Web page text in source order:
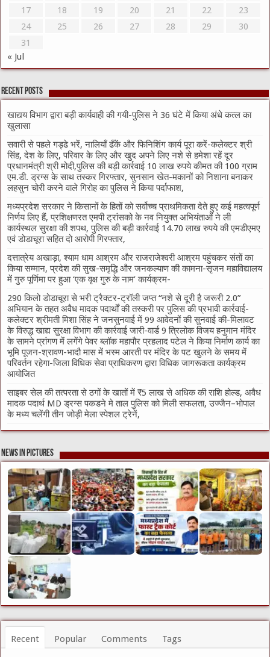
17 18 19 20 21 22
23
24
25 26 27 28 29
30
31
« Jul
Recent Posts
खाद्यय विभाग द्वारा बड़ी कार्यवाही की गयी-पुलिस ने 36 घंटे में किया अंधे कत्ल का
खुलासा
सवारी से पहले गड्ढे भरें, नालियाँ ढँकें और फिनिशिंग कार्य पूरा करें-कलेक्टर श्री
सिंह, देश के लिए, परिवार के लिए और खुद अपने लिए नशे से हमेशा रहें दूर
प्रधानमंत्री श्री मोदी,पुलिस की बड़ी कार्रवाई 10 लाख रुपये कीमत की 100 ग्राम
एम.डी. ड्रग्स के साथ तस्कर गिरफ्तार, सुनसान खेत-मकानों को निशाना बनाकर
लहसुन चोरी करने वाले गिरोह का पुलिस ने किया पर्दाफाश,
मध्यप्रदेश सरकार ने किसानों के हितों को सर्वोच्च प्राथमिकता देते हुए कई महत्वपूर्ण
निर्णय लिए हैं, प्रशिक्षणरत एमपी ट्रांसको के नव नियुक्त अभियंताओं ने ली
कार्यस्थल सुरक्षा की शपथ, पुलिस की बड़ी कार्रवाई 14.70 लाख रुपये की एमडीएमए
एवं डोडाचूरा सहित दो आरोपी गिरफ्तार,
दत्तात्रेय अखाड़ा, श्याम धाम आश्रम और राजराजेश्वरी आश्रम पहुंचकर संतों का
किया सम्मान, प्रदेश की सुख-समृद्धि और जनकल्याण की कामना-सृजन महाविद्यालय
में गुरु पूर्णिमा पर हुआ ‘एक वृक्ष गुरु के नाम’ कार्यक्रम-
290 किलो डोडाचूरा से भरी ट्रैक्टर-ट्रॉली जप्त “नशे से दूरी है जरूरी 2.0”
अभियान के तहत अवैध मादक पदार्थों की तस्करी पर पुलिस की प्रभावी कार्रवाई-
कलेक्टर श्रीमती मिशा सिंह ने जनसुनवाई में 99 आवेदनों की सुनवाई की-मिलावट
के विरुद्ध खाद्य सुरक्षा विभाग की कार्रवाई जारी-वार्ड 9 त्रिलोक विजय हनुमान मंदिर
के सामने प्रांगण में लगेंगे पेवर ब्लॉक महापौर प्रहलाद पटेल ने किया निर्माण कार्य का
भूमि पूजन-श्रावण-भादौ मास में भस्म आरती पर मंदिर के पट खुलने के समय में
परिवर्तन रहेगा-जिला विधिक सेवा प्राधिकरण द्वारा विधिक जागरूकता कार्यक्रम
आयोजित
साइबर सेल की तत्परता से ठगों के खातों में ₹5 लाख से अधिक की राशि होल्ड, अवैध
मादक पदार्थ MD ड्रग्स पकडने मे ताल पुलिस को मिली सफलता, उज्जैन–भोपाल
के मध्य चलेंगी तीन जोड़ी मेला स्पेशल ट्रेनें,
News in Pictures
Recent Popular Comments Tags